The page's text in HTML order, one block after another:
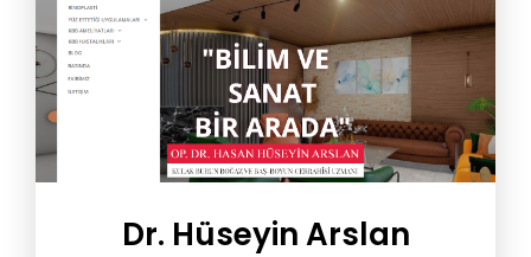
Dr. Hüseyin Arslan